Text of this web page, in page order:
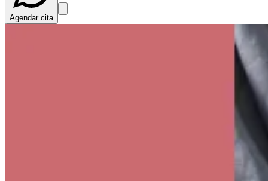
Agendar cita